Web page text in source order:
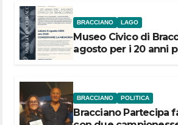
BRACCIANO LAGO
Museo Civico di
agosto per i 20 anni
BRACCIANO POLITICA
Bracciano Partecipa